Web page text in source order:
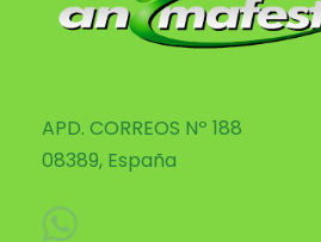
APD. CORREOS Nº 188
08389, España